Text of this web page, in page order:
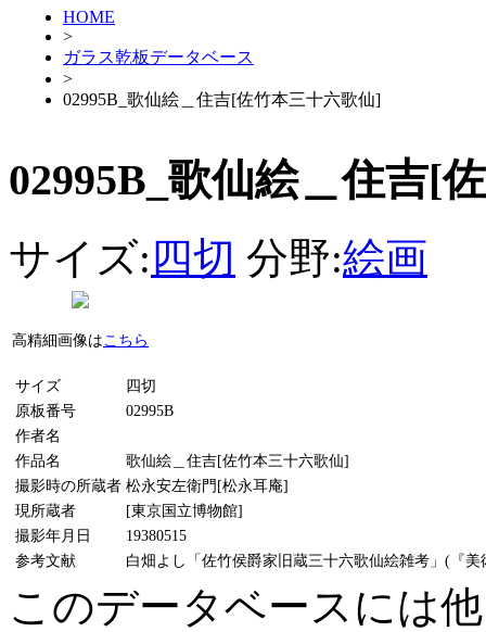
HOME
>
ガラス乾板データベース
>
02995B_歌仙絵＿住吉[佐竹本三十六歌仙]
02995B_歌仙絵＿住吉[
サイズ: 四切 分野:絵画
高精細画像はこちら
サイズ
四切
原板番号
02995B
作者名
作品名
歌仙絵＿住吉[佐竹本三十六歌仙]
撮影時の所蔵者 松永安左衛門[松永耳庵]
現所蔵者
[東京国立博物館]
撮影年月日
19380515
参考文献
白畑よし「佐竹侯爵家旧蔵三十六歌仙絵雑考」(『美
このデータベースには